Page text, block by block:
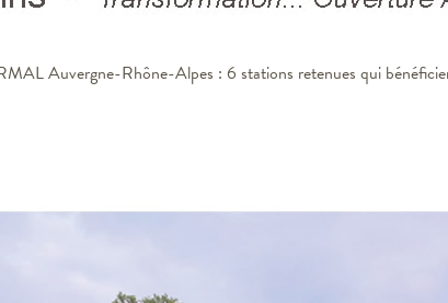
Auvergne-Rhône-Alpes : 6 stations retenues qui